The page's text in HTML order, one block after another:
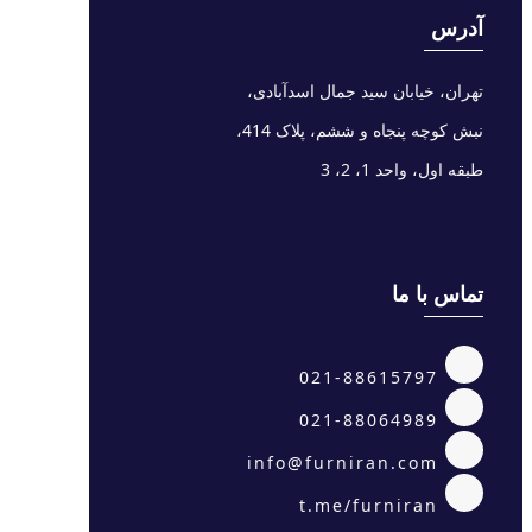
آدرس
تهران، خیابان سید جمال اسدآبادی،
نبش کوچه پنجاه و ششم، پلاک 414،
طبقه اول، واحد 1، 2، 3
تماس با ما